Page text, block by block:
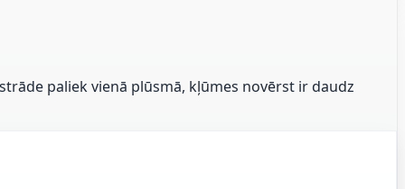
paliek vienā plūsmā, kļūmes novērst ir daudz